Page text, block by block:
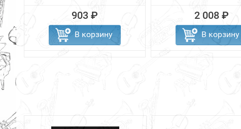
903 ₽
В корзину
2 008 ₽
В корзину